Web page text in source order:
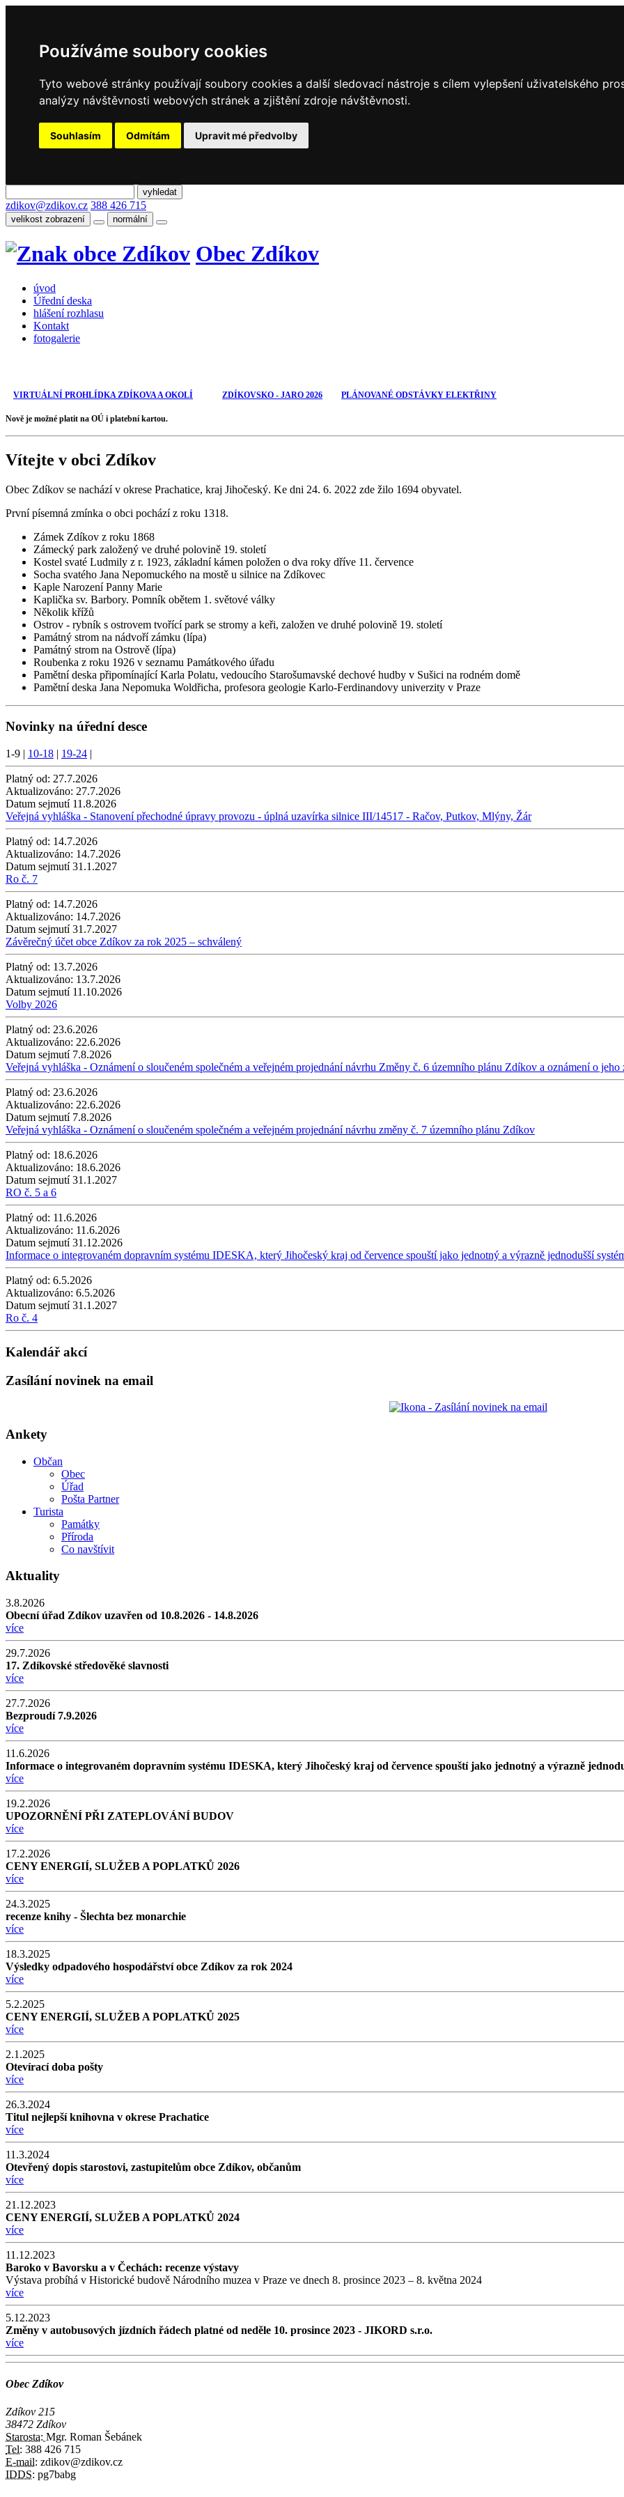
Používáme soubory cookies
Tyto webové stránky používají soubory cookies a další sledovací nástroje s cílem vylepšení uživatelského
analýzy návštěvnosti webových stránek a zjištění zdroje návštěvnosti.
Souhlasím Odmítám Upravit mé předvolby
zdikov@zdikov.cz 388 426 715
velikost zobrazení normální
Obec Zdíkov
úvod
Úřední deska
hlášení rozhlasu
Kontakt
fotogalerie
VIRTUÁLNÍ PROHLÍDKA ZDÍKOVA A OKOLÍ ZDÍKOVSKO - JARO 2026 PLÁNOVANÉ ODSTÁVKY ELEKTŘINY
Nově je možné platit na OÚ i platební kartou.
Vítejte v obci Zdíkov
Obec Zdíkov se nachází v okrese Prachatice, kraj Jihočeský. Ke dni 24. 6. 2022 zde žilo 1694 obyvatel.
První písemná zmínka o obci pochází z roku 1318.
Zámek Zdíkov z roku 1868
Zámecký park založený ve druhé polovině 19. století
Kostel svaté Ludmily z r. 1923, základní kámen položen o dva roky dříve 11. července
Socha svatého Jana Nepomuckého na mostě u silnice na Zdíkovec
Kaple Narození Panny Marie
Kaplička sv. Barbory. Pomník obětem 1. světové války
Několik křížů
Ostrov - rybník s ostrovem tvořící park se stromy a keři, založen ve druhé polovině 19. století
Památný strom na nádvoří zámku (lípa)
Památný strom na Ostrově (lípa)
Roubenka z roku 1926 v seznamu Památkového úřadu
Pamětní deska připomínající Karla Polatu, vedoucího Starošumavské dechové hudby v Sušici na rodném domě
Pamětní deska Jana Nepomuka Woldřicha, profesora geologie Karlo-Ferdinandovy univerzity v Praze
Novinky na úřední desce
1-9 | 10-18 | 19-24 |
Platný od: 27.7.2026
Aktualizováno: 27.7.2026
Datum sejmutí11.8.2026
Veřejná vyhláška - Stanovení přechodné úpravy provozu - úplná uzavírka silnice III/14517 - Račov, Putkov, Mlýny, Žár
Platný od: 14.7.2026
Aktualizováno: 14.7.2026
Datum sejmutí31.1.2027
Ro č. 7
Platný od: 14.7.2026
Aktualizováno: 14.7.2026
Datum sejmutí31.7.2027
Závěrečný účet obce Zdíkov za rok 2025 – schválený
Platný od: 13.7.2026
Aktualizováno: 13.7.2026
Datum sejmutí11.10.2026
Volby 2026
Platný od: 23.6.2026
Aktualizováno: 22.6.2026
Datum sejmutí7.8.2026
Veřejná vyhláška - Oznámení o sloučeném společném a veřejném projednání návrhu Změny č. 6 územního plánu Zdíkov a oznámení o jeho
Platný od: 23.6.2026
Aktualizováno: 22.6.2026
Datum sejmutí7.8.2026
Veřejná vyhláška - Oznámení o sloučeném společném a veřejném projednání návrhu změny č. 7 územního plánu Zdíkov
Platný od: 18.6.2026
Aktualizováno: 18.6.2026
Datum sejmutí31.1.2027
RO č. 5 a 6
Platný od: 11.6.2026
Aktualizováno: 11.6.2026
Datum sejmutí31.12.2026
Informace o integrovaném dopravním systému IDESKA, který Jihočeský kraj od července spouští jako jednotný a výrazně jednodušší
Platný od: 6.5.2026
Aktualizováno: 6.5.2026
Datum sejmutí31.1.2027
Ro č. 4
Kalendář akcí
Zasílání novinek na email
Ankety
Občan
Obec
Úřad
Pošta Partner
Turista
Památky
Příroda
Co navštívit
Aktuality
3.8.2026
Obecní úřad Zdíkov uzavřen od 10.8.2026 - 14.8.2026
více
29.7.2026
17. Zdíkovské středověké slavnosti
více
27.7.2026
Bezproudí 7.9.2026
více
11.6.2026
Informace o integrovaném dopravním systému IDESKA, který Jihočeský kraj od července spouští jako jednotný a výrazně
více
19.2.2026
UPOZORNĚNÍ PŘI ZATEPLOVÁNÍ BUDOV
více
17.2.2026
CENY ENERGIÍ, SLUŽEB A POPLATKŮ 2026
více
24.3.2025
recenze knihy - Šlechta bez monarchie
více
18.3.2025
Výsledky odpadového hospodářství obce Zdíkov za rok 2024
více
5.2.2025
CENY ENERGIÍ, SLUŽEB A POPLATKŮ 2025
více
2.1.2025
Otevírací doba pošty
více
26.3.2024
Titul nejlepší knihovna v okrese Prachatice
více
11.3.2024
Otevřený dopis starostovi, zastupitelům obce Zdíkov, občanům
více
21.12.2023
CENY ENERGIÍ, SLUŽEB A POPLATKŮ 2024
více
11.12.2023
Baroko v Bavorsku a v Čechách: recenze výstavy
Výstava probíhá v Historické budově Národního muzea v Praze ve dnech 8. prosince 2023 – 8. května 2024
více
5.12.2023
Změny v autobusových jízdních řádech platné od neděle 10. prosince 2023 - JIKORD s.r.o.
více
Obec Zdíkov
Zdíkov 215
38472 Zdíkov
Starosta: Mgr. Roman Šebánek
Tel: 388 426 715
E-mail: zdikov@zdikov.cz
IDDS: pg7babg